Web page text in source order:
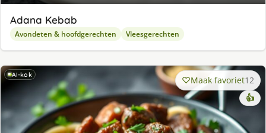
Adana Kebab
Avondeten & hoofdgerechten Vleesgerechten
AI-kok Maak favoriet12
👍